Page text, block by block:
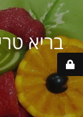
בריא